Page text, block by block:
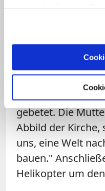
Zu Beginn der
30 Kilometer
hatte in der
Gnadenbild der
gebetet. Die
Abbild der Kirche,
uns, eine Welt
bauen."
Helikopter um